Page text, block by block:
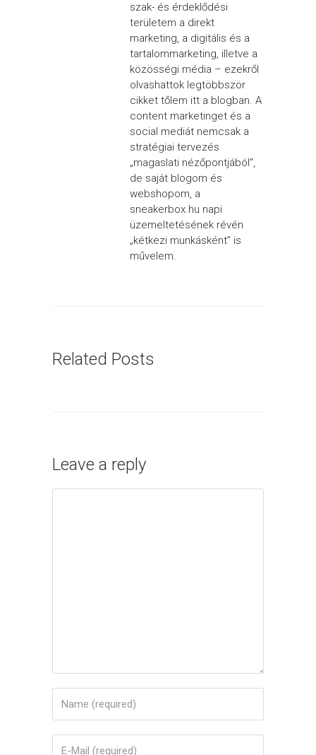
szak- és érdeklődési
területem a direkt
marketing, a digitális és a
tartalommarketing, illetve a
közösségi média – ezekről
olvashattok legtöbbször
cikket tőlem itt a blogban. A
content marketinget és a
social mediát nemcsak a
stratégiai tervezés
„magaslati nézőpontjából”,
de saját blogom és
webshopom, a
sneakerbox.hu napi
üzemeltetésének révén
„kétkezi munkásként” is
művelem.
Related Posts
Leave a reply